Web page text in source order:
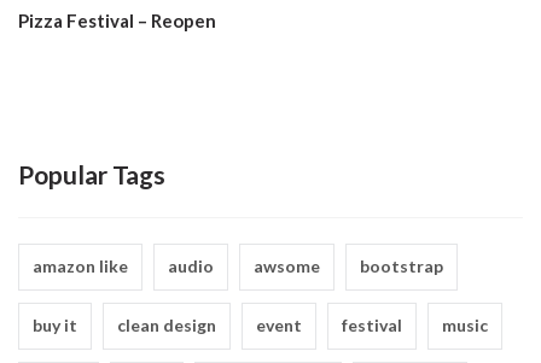
Pizza Festival – Reopen
Popular Tags
amazon like audio awsome bootstrap
buy it clean design event festival music